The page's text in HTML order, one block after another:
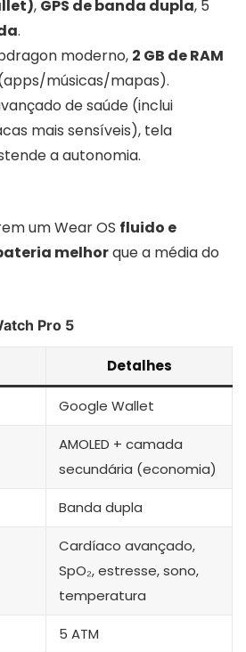
, GPS de banda dupla, 5
.
moderno, 2 GB de RAM
músicas/mapas).
de saúde (inclui
mais sensíveis), tela
a autonomia.
um Wear OS fluido e
melhorque a média do
Pro 5
Detalhes
Google Wallet
AMOLED + camada
secundária (economia)
Banda dupla
Cardíaco avançado,
SpO₂, estresse, sono,
temperatura
5 ATM